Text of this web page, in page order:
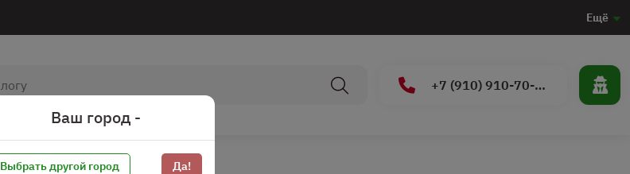
Ещё
+7 (910) 910-70-15
Колбаса п/к Колбаса п/к штучная
Ваш город -
Выбрать другой город Да!